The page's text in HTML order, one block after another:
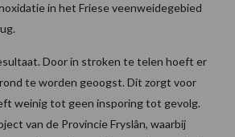
in het Friese veenweidegebied
Door in stroken te telen hoeft er
te worden geoogst. Dit zorgt voor
weinig tot geen insporing tot gevolg.
van de Provincie Fryslân, waarbij